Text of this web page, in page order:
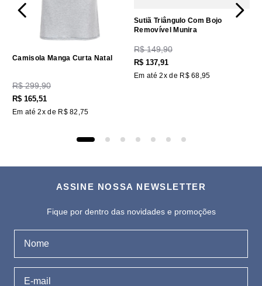
Camisola Manga Curta Natal
R$ 299,90
R$ 165,51
Em até2x de R$ 82 ,75
Sutiã Triângulo Com Bojo
Removível Munira
R$ 149,90
R$ 137,91
Em até2x de R$ 68,95
ASSINE NOSSA NEWSLETTER
Fique por dentro das novidades e promoções